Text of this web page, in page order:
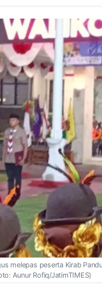
melepas peserta Kirab
Aunur Rofiq/JatimTIMES)